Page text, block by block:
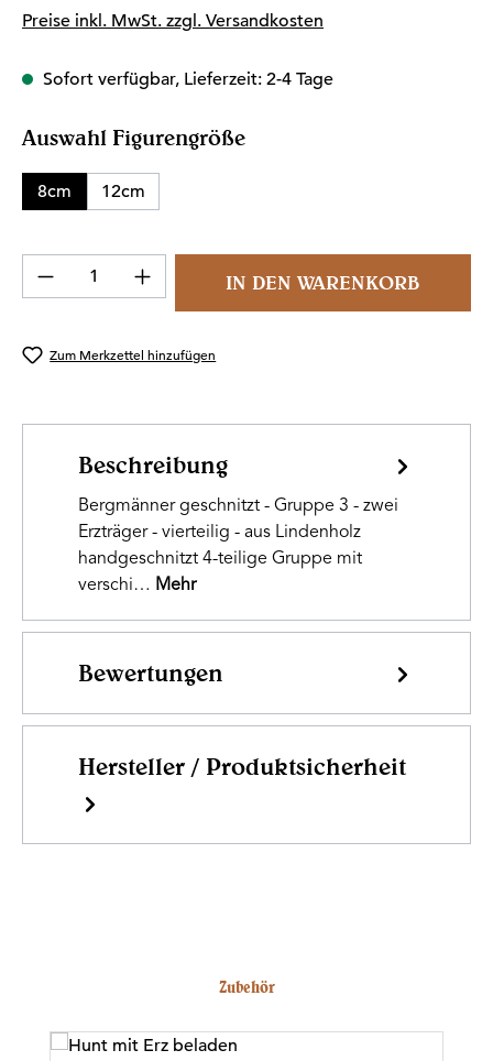
Preise inkl. MwSt. zzgl. Versandkosten
Sofort verfügbar, Lieferzeit: 2-4 Tage
Auswahl Figurengrößeauswählen
8cm 12cm
Produkt Anzahl: Gib den gewünschten
IN DEN WARENKORB
Zum Merkzettel hinzufügen
Beschreibung
Bergmänner geschnitzt - Gruppe 3 - zwei
Erzträger - vierteilig - aus Lindenholz
handgeschnitzt 4-teilige Gruppe mit
verschi… Mehr
Bewertungen
Hersteller / Produktsicherheit
Produktgalerie überspringen
Zubehör